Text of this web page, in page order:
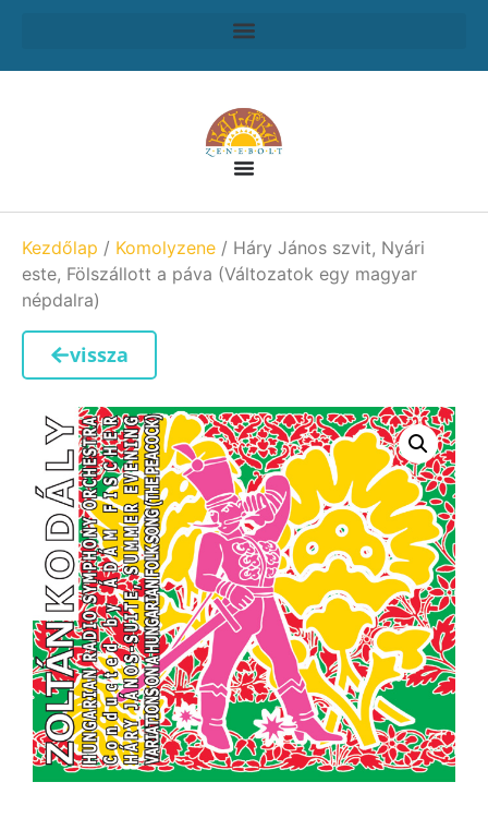
Kezdőlap / Komolyzene / Háry János szvit, Nyári
este, Fölszállott a páva (Változatok egy magyar
népdalra)
vissza